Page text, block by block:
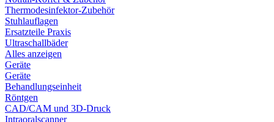
Thermodesinfektor-Zubehör
Stuhlauflagen
Ersatzteile Praxis
Ultraschallbäder
Alles anzeigen
Geräte
Geräte
Behandlungseinheit
Röntgen
CAD/CAM und 3D-Druck
Intraoralscanner